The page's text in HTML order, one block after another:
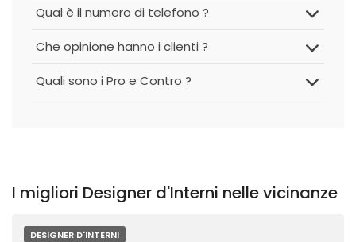
Qual è il numero di telefono ?
Che opinione hanno i clienti ?
Quali sono i Pro e Contro ?
I migliori Designer d'Interni nelle vicinanze
DESIGNER D'INTERNI